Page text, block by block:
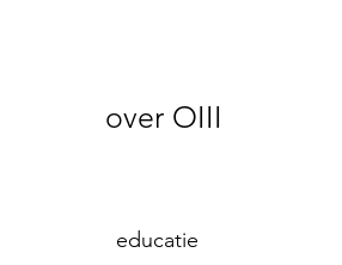
over OIII
educatie